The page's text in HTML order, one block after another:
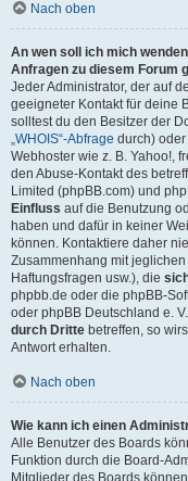
Nach oben
An wen soll ich mich
Anfragen zu diesem Forum
Jeder Administrator, der auf
geeigneter Kontakt für deine
solltest du den Besitzer der
„WHOIS“-Abfrage durch)
Webhoster wie z. B. Yahoo!,
den Abuse-Kontakt des
Limited (phpBB.com) und
Einfluss auf die Benutzung
haben und dafür in keiner
können. Kontaktiere daher
Zusammenhang mit
Haftungsfragen usw.), die
phpbb.de oder die phpBB-
oder phpBB Deutschland e.
durch Dritte betreffen, so
Antwort erhalten.
Nach oben
Wie kann ich einen
Alle Benutzer des Boards
Funktion durch die Board-
Mitglieder des Boards